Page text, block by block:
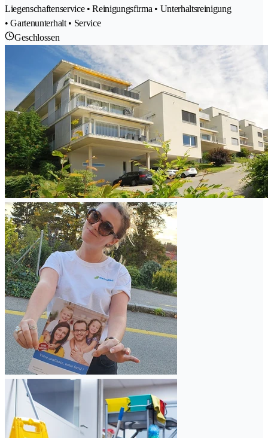
Liegenschaftenservice • Reinigungsfirma • Unterhaltsreinigung
• Gartenunterhalt • Service
Geschlossen